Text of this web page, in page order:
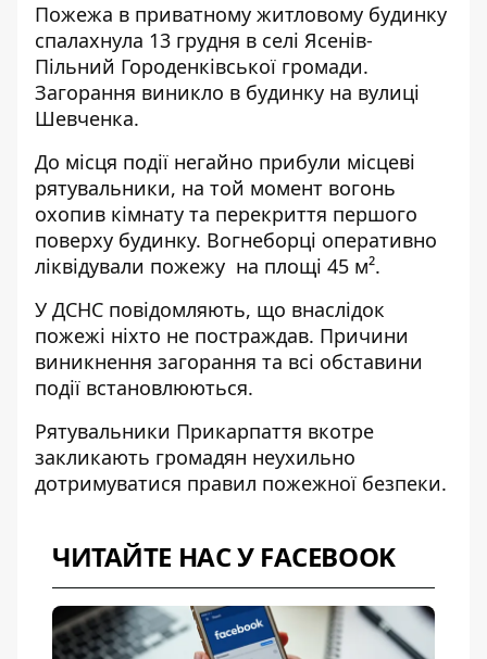
Пожежа в приватному житловому будинку
спалахнула 13 грудня в селі Ясенів-
Пільний Городенківської громади.
Загорання виникло в будинку на вулиці
Шевченка.
До місця події негайно прибули місцеві
рятувальники, на той момент вогонь
охопив кімнату та перекриття першого
поверху будинку. Вогнеборці оперативно
ліквідували пожежу на площі 45 м².
У ДСНС повідомляють, що внаслідок
пожежі ніхто не постраждав. Причини
виникнення загорання та всі обставини
події встановлюються.
Рятувальники Прикарпаття вкотре
закликають громадян неухильно
дотримуватися правил пожежної безпеки.
ЧИТАЙТЕ НАС У FACEBOOK